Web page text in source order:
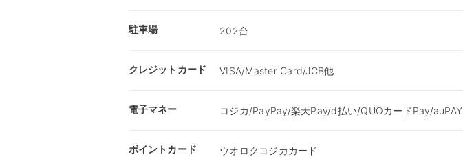
駐車場 202台
クレジットカード VISA/Master Card/JCB他
電子マネー コジカ/PayPay/楽天Pay/d払い/QUOカードPay/auPAY
ポイントカード ウオロクコジカカード